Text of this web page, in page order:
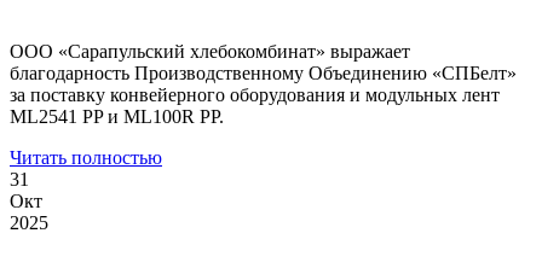
ООО «Сарапульский хлебокомбинат» выражает
благодарность Производственному Объединению «СПБелт»
за поставку конвейерного оборудования и модульных лент
ML2541 PP и ML100R PP.
Читать полностью
31
Окт
2025